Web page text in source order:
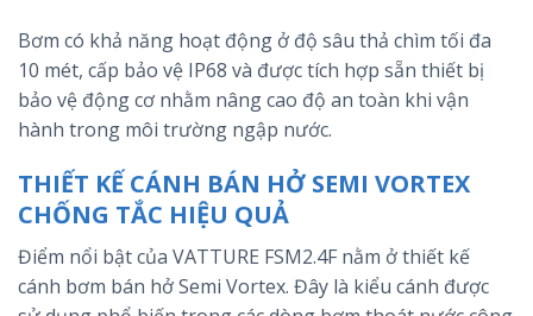
Bơm có khả năng hoạt động ở độ sâu thả chìm tối đa
10 mét, cấp bảo vệ IP68 và được tích hợp sẵn thiết bị
bảo vệ động cơ nhằm nâng cao độ an toàn khi vận
hành trong môi trường ngập nước.
THIẾT KẾ CÁNH BÁN HỞ SEMI VORTEX
CHỐNG TẮC HIỆU QUẢ
Điểm nổi bật của VATTURE FSM2.4F nằm ở thiết kế
cánh bơm bán hở Semi Vortex. Đây là kiểu cánh được